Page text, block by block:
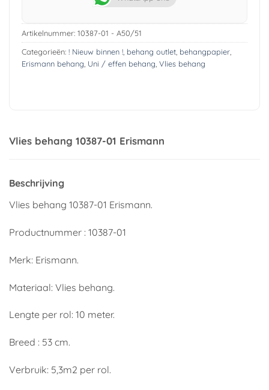
Artikelnummer: 10387-01 - A50/51
Categorieën: ! Nieuw binnen !, behang outlet, behangpapier,
Erismann behang Uni / effen behang Vlies behang
Vlies behang 10387-01 Erismann
Beschrijving
Vlies behang 10387-01 Erismann.
Productnummer : 10387-01
Merk: Erismann.
Materiaal: Vlies behang.
Lengte per rol: 10 meter.
Breed : 53 cm.
Verbruik: 5,3m2 per rol.